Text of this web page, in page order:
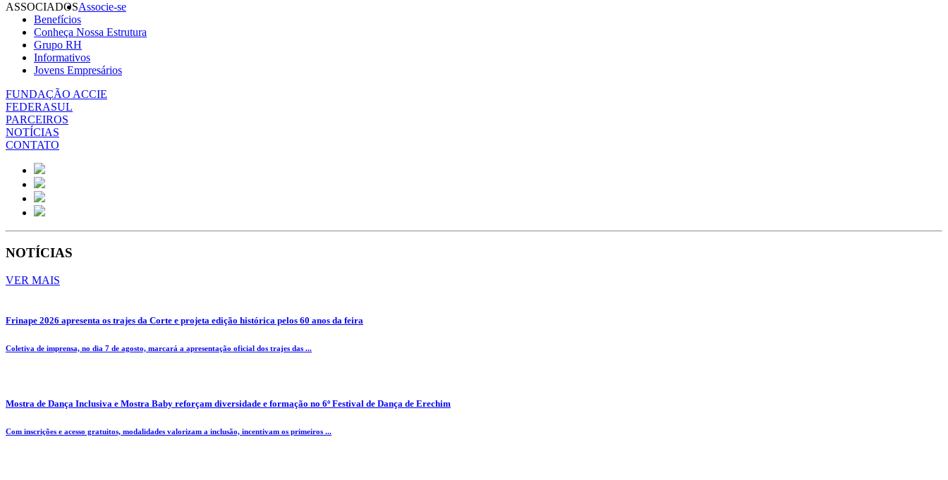
ASSOCIADOSAssocie-se
Benefícios
Conheça Nossa Estrutura
Grupo RH
Informativos
Jovens Empresários
FUNDAÇÃO ACCIE
FEDERASUL
PARCEIROS
NOTÍCIAS
CONTATO
NOTÍCIAS
VER MAIS
Frinape 2026 apresenta os trajes da Corte e projeta edição histórica pelos 60 anos da feira
Coletiva de imprensa, no dia 7 de agosto, marcará a apresentação oficial dos trajes das ...
Mostra de Dança Inclusiva e Mostra Baby reforçam diversidade e formação no 6º Festival de Dança de Erechim
Com inscrições e acesso gratuitos, modalidades valorizam a inclusão, incentivam os primeiros ...